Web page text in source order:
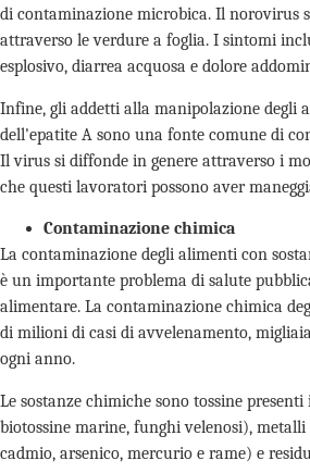
di contaminazione microbica. Il norovirus
attraverso le verdure a foglia. I sintomi
esplosivo, diarrea acquosa e dolore
Infine, gli addetti alla manipolazione degli
dell'epatite A sono una fonte comune di
Il virus si diffonde in genere attraverso i
che questi lavoratori possono aver
Contaminazione chimica
La contaminazione degli alimenti con
è un importante problema di salute
alimentare. La contaminazione chimica
di milioni di casi di avvelenamento,
ogni anno.
Le sostanze chimiche sono tossine
biotossine marine, funghi velenosi),
cadmio, arsenico, mercurio e rame) e